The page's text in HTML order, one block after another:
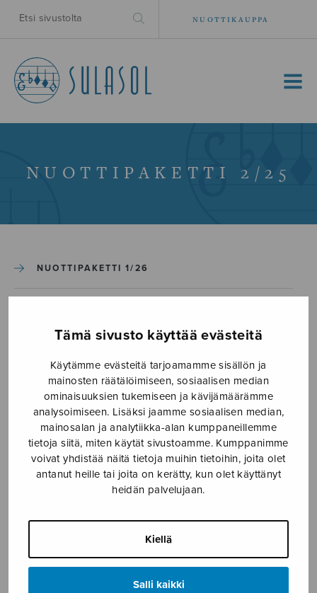
Tämä sivusto käyttää evästeitä
Käytämme evästeitä tarjoamamme sisällön ja
mainosten räätälöimiseen, sosiaalisen median
ominaisuuksien tukemiseen ja kävijämäärämme
analysoimiseen. Lisäksi jaamme sosiaalisen median,
mainosalan ja analytiikka-alan kumppaneillemme
tietoja siitä, miten käytät sivustoamme. Kumppanimme
voivat yhdistää näitä tietoja muihin tietoihin, joita olet
antanut heille tai joita on kerätty, kun olet käyttänyt
heidän palvelujaan.
Kiellä
Salli kaikki
NUOTTIKAUPPA
MENU
NUOTTIPAKETTI 2/25
NUOTTIPAKETTI 1/26
Etusivu › Nuottiklubi › Nuottipaketti 2/25 ›
Nuottiklubi liity sininen
Nuottiklubi liity sininen